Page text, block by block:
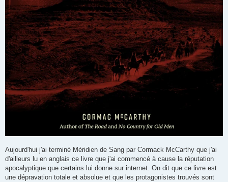
Aujourd'hui j'ai terminé Méridien de Sang par Cormack McCarthy que j'ai
d'ailleurs lu en anglais ce livre que j'ai commencé à cause la réputation
apocalyptique que certains lui donne sur internet. On dit que ce livre est
une dépravation totale et absolue et que les protagonistes trouvés sont